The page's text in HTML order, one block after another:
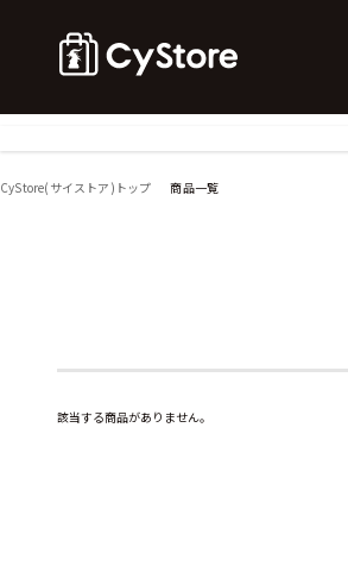
アクリルスタンド
CyStore(サイストア)トップ 商品一覧
該当する商品がありません。